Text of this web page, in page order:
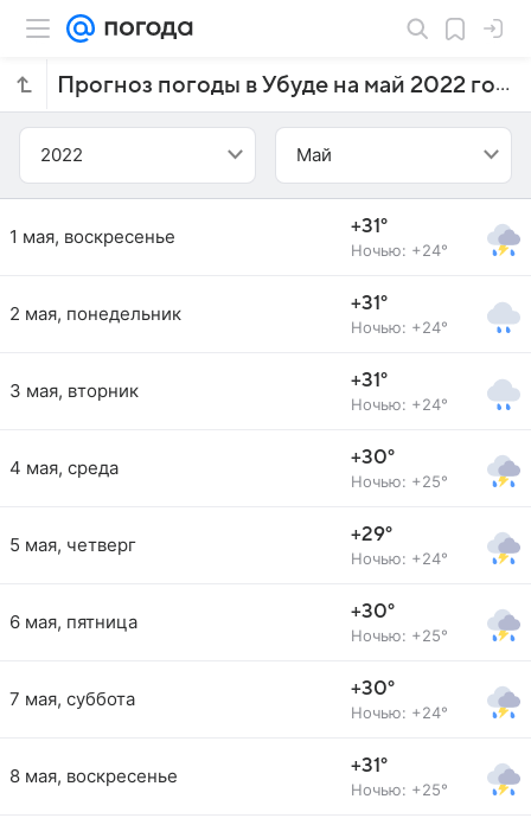
Прогноз погоды в Убуде на май 2022 года
2022 Май
1 мая, воскресенье +31°
Ночью: +24°
2 мая, понедельник +31°
Ночью: +24°
3 мая, вторник +31°
Ночью: +24°
4 мая, среда +30°
Ночью: +25°
5 мая, четверг +29°
Ночью: +24°
6 мая, пятница +30°
Ночью: +25°
7 мая, суббота +30°
Ночью: +24°
8 мая, воскресенье +31°
Ночью: +25°